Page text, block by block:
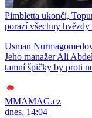
Pimbletta ukončí,
porazí všechny
Usman
Jeho manažer Ali
tamní špičky by proti
MMAMAG.cz
dnes, 14:04